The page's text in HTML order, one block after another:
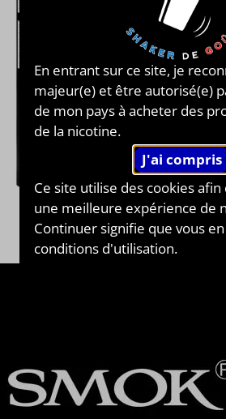
En entrant sur ce site, je
majeur(e) et être autorisé(e)
de mon pays à acheter des
de la nicotine.
Ce site utilise des cookies
une meilleure expérience de
Continuer signifie que vous
conditions d'utilisation.